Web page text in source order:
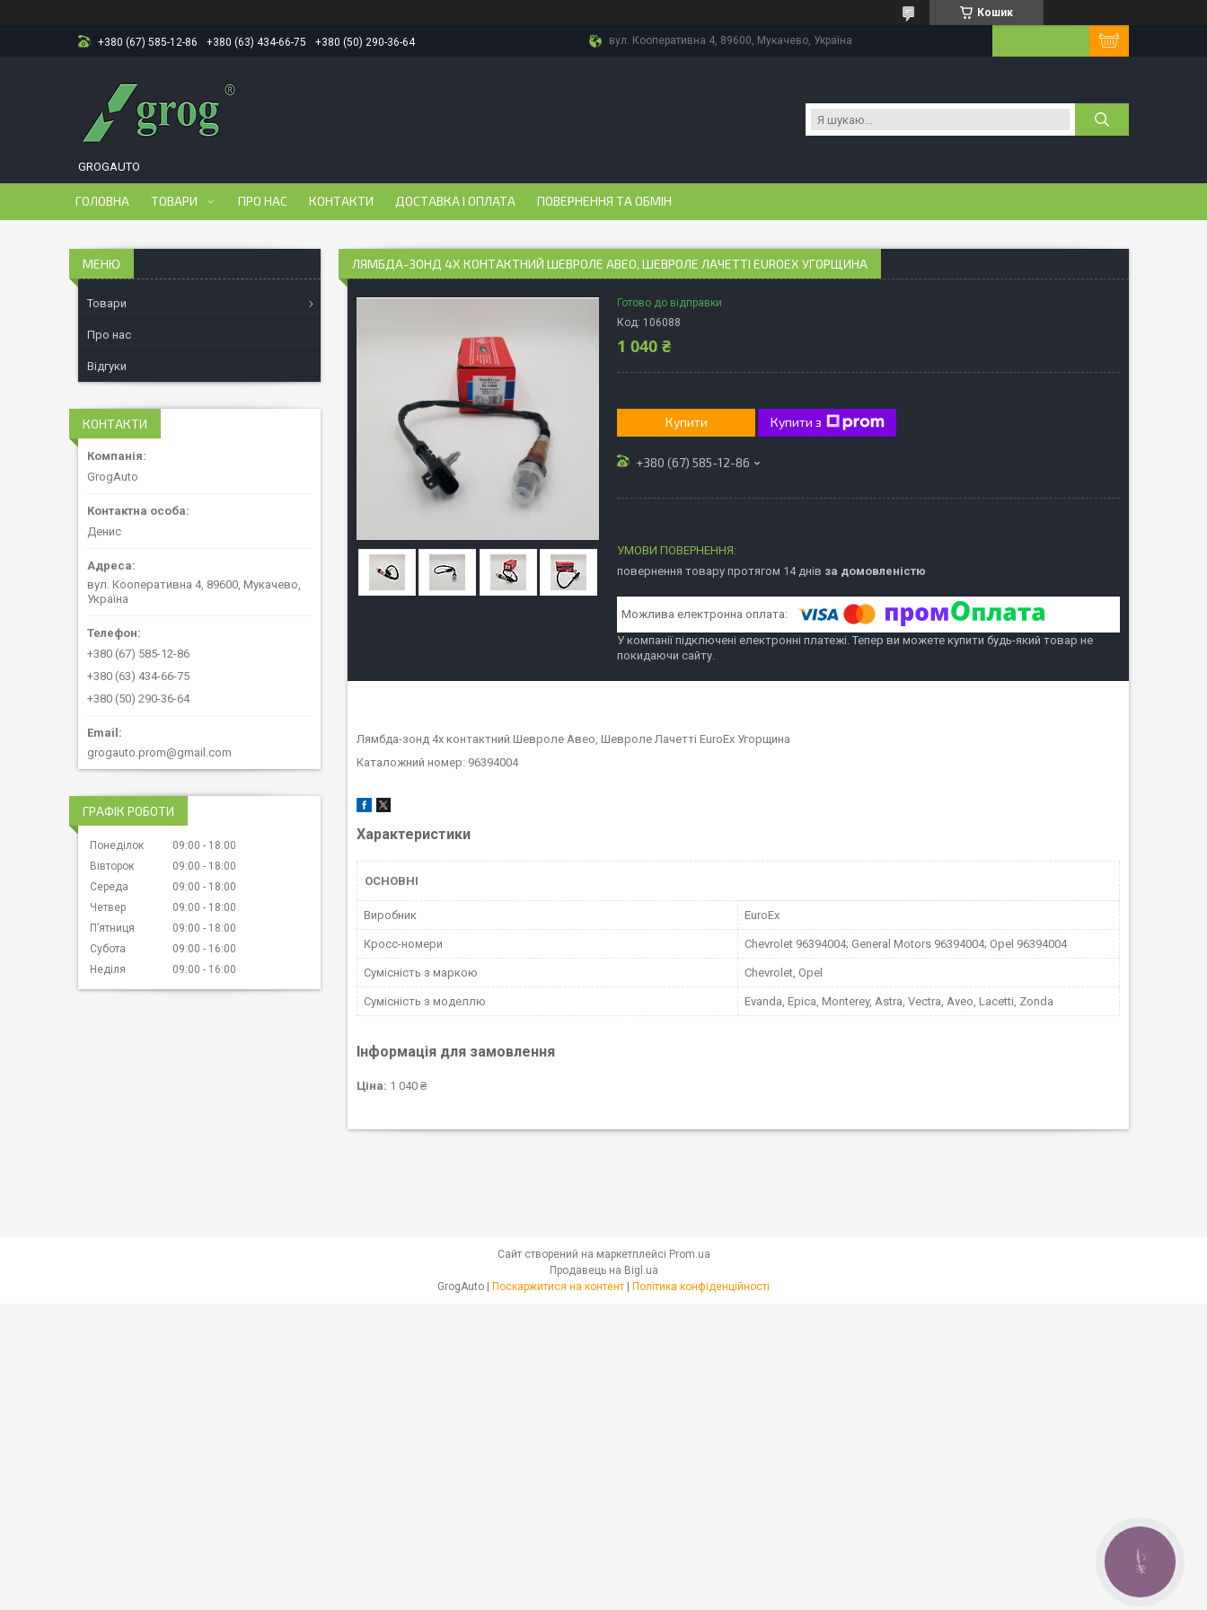
Кошик
+380 (67) 585-12-86 +380 (63) 434-66-75 +380 (50) 290-36-64 вул. Кооперативна 4, 89600, Мукачево, Україна
GROGAUTO
ГОЛОВНА ТОВАРИ ПРО НАС КОНТАКТИ ДОСТАВКА І ОПЛАТА ПОВЕРНЕННЯ ТА ОБМІН
ЛЯМБДА-ЗОНД 4Х КОНТАКТНИЙ ШЕВРОЛЕ АВЕО, ШЕВРОЛЕ ЛАЧЕТТІ EUROEX УГОРЩИНА
Готово до відправки
Код: 106088
1 040 ₴
Купити Купити з
+380 (67) 585-12-86
повернення товару протягом 14 днів за домовленістю
У компанії підключені електронні платежі. Тепер ви можете купити будь-який товар не
покидаючи сайту.
Лямбда-зонд 4х контактний Шевроле Авео, Шевроле Лачетті EuroEx Угорщина
Каталожний номер: 96394004
Характеристики
ОСНОВНІ
Виробник EuroEx
Кросс-номери Chevrolet 96394004; General Motors 96394004; Opel 96394004
Сумісність з маркою Chevrolet, Opel
Сумісність з моделлю Evanda, Epica, Monterey, Astra, Vectra, Aveo, Lacetti, Zonda
Інформація для замовлення
Ціна: 1 040 ₴
Товари
Про нас
Відгуки
КОНТАКТИ
GrogAuto
Денис
вул. Кооперативна 4, 89600, Мукачево,
Україна
+380 (67) 585-12-86
+380 (63) 434-66-75
+380 (50) 290-36-64
grogauto.prom@gmail.com
ГРАФІК РОБОТИ
Понеділок 09:00
18:00
Вівторок
09:00
18:00
Середа
09:00
18:00
Четвер
09:00
18:00
Пʼятниця
09:00
18:00
Субота
09:00
16:00
Неділя
09:00 16:00
Сайт створений на маркетплейсі Prom.ua
Продавець на Bigl.ua
GrogAuto | Поскаржитися на контент | Політика конфіденційності
КНОПКА
ЗВ'ЯЗКУ